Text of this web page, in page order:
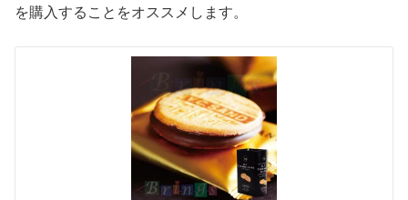
を購入することをオススメします。